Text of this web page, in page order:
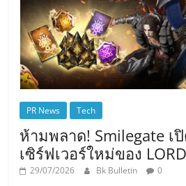
PR News Tech
ห้ามพลาด! Smilegate เปิ
เซิร์ฟเวอร์ใหม่ของ
29/07/2026 Bk Bulletin 0